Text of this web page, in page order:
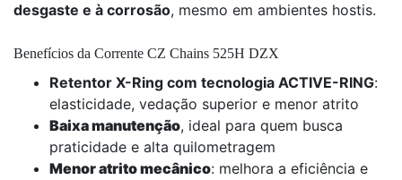
desgaste e à corrosão, mesmo em ambientes hostis.
Benefícios da Corrente CZ Chains 525H DZX
Retentor X-Ring com tecnologia ACTIVE-RING:
elasticidade, vedação superior e menor atrito
Baixa manutenção, ideal para quem busca
praticidade e alta quilometragem
Menor atrito mecânico: melhora a eficiência e